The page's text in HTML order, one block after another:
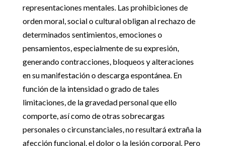
representaciones mentales. Las prohibiciones de
orden moral, social o cultural obligan al rechazo de
determinados sentimientos, emociones o
pensamientos, especialmente de su expresión,
generando contracciones, bloqueos y alteraciones
en su manifestación o descarga espontánea. En
función de la intensidad o grado de tales
limitaciones, de la gravedad personal que ello
comporte, así como de otras sobrecargas
personales o circunstanciales, no resultará extraña la
afección funcional, el dolor o la lesión corporal. Pero